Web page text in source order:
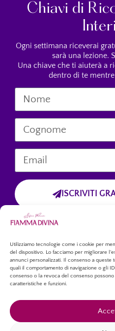
Utilizziamo tecnologie come i cookie per
del dispositivo. Lo facciamo per migliorare
annunci personalizzati. Il consenso a
quali il comportamento di navigazione o gli
consenso o la revoca del consenso
caratteristiche e funzioni.
Chiavi di
Ogni settimana riceverai
sarà una lezione.
Una chiave che ti aiuterà a
dentro di te
ISCRIVITI
Cliccando sul pulsante “Iscriviti
forniti tramite